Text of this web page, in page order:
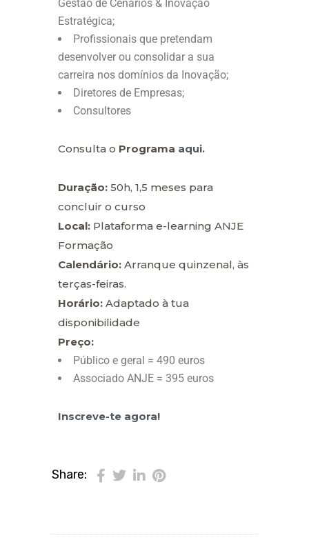
Gestão de Cenários & Inovação
Estratégica;
Profissionais que pretendam
desenvolver ou consolidar a sua
carreira nos domínios da Inovação;
Diretores de Empresas;
Consultores
Consulta o Programa aqui.
Duração: 50h, 1,5 meses para
concluir o curso
Local: Plataforma e-learning ANJE
Formação
Calendário: Arranque quinzenal, às
terças-feiras.
Horário: Adaptado à tua
disponibilidade
Preço:
Público e geral = 490 euros
Associado ANJE = 395 euros
Inscreve-te agora!
Share: